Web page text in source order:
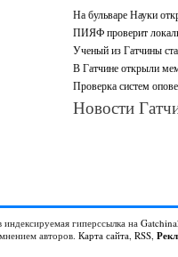
На бульваре Науки
ПИЯФ проверит
Ученый из Гатчины
В Гатчине открыли
Проверка систем
Новости
гиперссылка на
авторов. Карта сайта, RSS,